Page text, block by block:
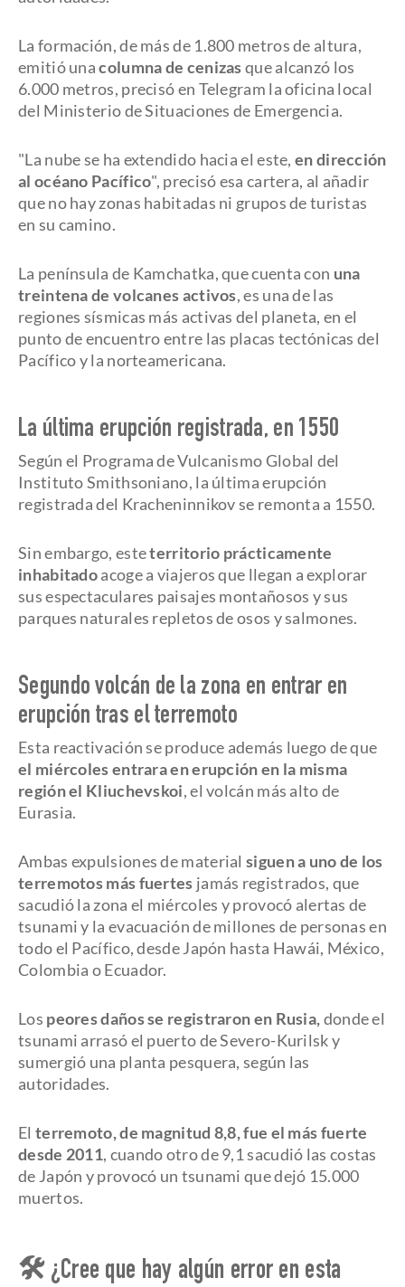
La formación, de más de 1.800 metros de altura,
emitió unacolumna de cenizasque alcanzó los
6.000 metros, precisó en Telegram la oficina local
del Ministerio de Situaciones de Emergencia.
"La nube se ha extendido hacia el este, en dirección
al océano Pacífico", precisó esa cartera, al añadir
que no hay zonas habitadas ni grupos de turistas
en su camino.
La península de Kamchatka, que cuenta con una
treintena de volcanes activos, es una de las
regiones sísmicas más activas del planeta, en el
punto de encuentro entre las placas tectónicas del
Pacífico y la norteamericana.
La última erupción registrada, en 1550
Según el Programa de Vulcanismo Global del
Instituto Smithsoniano, la última erupción
registrada del Kracheninnikov se remonta a 1550.
Sin embargo, esteterritorio prácticamente
inhabitadoacoge a viajeros que llegan a explorar
sus espectaculares paisajes montañosos y sus
parques naturales repletos de osos y salmones.
Segundo volcán de la zona en entrar en
erupción tras el terremoto
Esta reactivación se produce además luego de que
el miércoles entrara en erupción en la misma
región el Kliuchevskoi, el volcán más alto de
Eurasia.
Ambas expulsiones de material siguen a uno de los
terremotos más fuertes jamás registrados, que
sacudió la zona el miércoles y provocó alertas de
tsunami y la evacuación de millones de personas en
todo el Pacífico, desde Japón hasta Hawái, México,
Colombia o Ecuador.
Los peores daños se registraron en Rusia,donde el
tsunami arrasó el puerto de Severo-Kurilsk y
sumergió una planta pesquera, según las
autoridades.
El terremoto, de magnitud 8,8, fue el más fuerte
desde 2011, cuando otro de 9,1 sacudió las costas
de Japón y provocó un tsunami que dejó 15.000
muertos.
🛠 ¿Cree que hay algún error en esta